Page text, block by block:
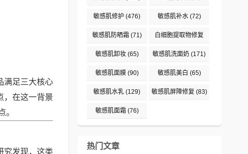
满足三大核心
，在这一背景
。
究发现，这类
(477)
敏感肌修护 (476) 敏感肌补水(72)
敏感肌防晒霜(71) 白细胞提取物修复
(242)
敏感肌卸妆(65) 敏感肌洗面奶 (171)
敏感肌面膜(90) 敏感肌美白 (65)
敏感肌水乳 (129) 敏感肌屏障修复 (83)
敏感肌面霜(76)
热门文章